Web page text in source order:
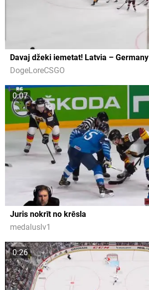
Davaj džeki iemetat! Latvia – Germany
DogeLoreCSGO
0:07
Juris nokrīt no krēsla
medaluslv1
0:26